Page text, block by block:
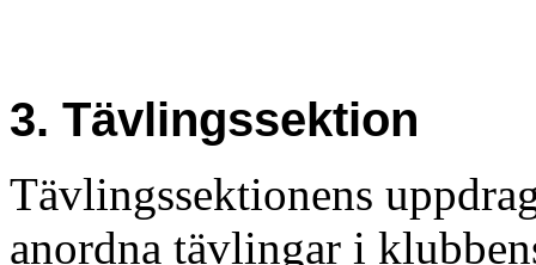
3. Tävlingssektion
Tävlingssektionens
anordna tävlingar i